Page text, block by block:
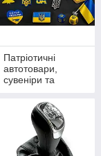
Патріотичні
автотовари,
сувеніри та
українською
символікою